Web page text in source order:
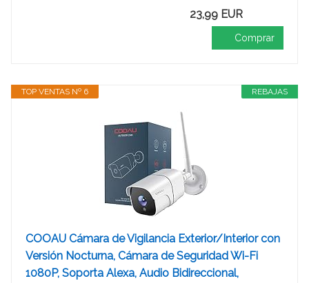
23,99 EUR
Comprar
REBAJAS
TOP VENTAS Nº 6
COOAU Cámara de Vigilancia Exterior/Interior con
Versión Nocturna, Cámara de Seguridad Wi-Fi
1080P, Soporta Alexa, Audio Bidireccional,